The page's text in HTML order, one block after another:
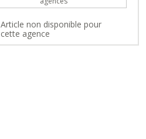
Article non disponible pour
cette agence